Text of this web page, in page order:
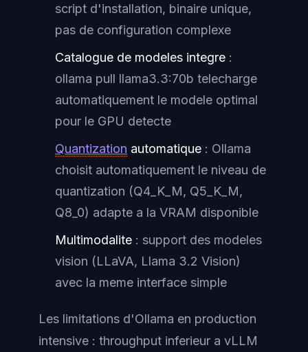
script d'installation, binaire unique,
pas de configuration complexe
Catalogue de modeles integre :
ollama pull llama3.3:70b telecharge
automatiquement le modele optimal
pour le GPU detecte
Quantization automatique : Ollama
choisit automatiquement le niveau de
quantization (Q4_K_M, Q5_K_M,
Q8_0) adapte a la VRAM disponible
Multimodalite : support des modeles
vision (LLaVA, Llama 3.2 Vision)
avec la meme interface simple
Les limitations d'Ollama en production
intensive : throughput inferieur a vLLM